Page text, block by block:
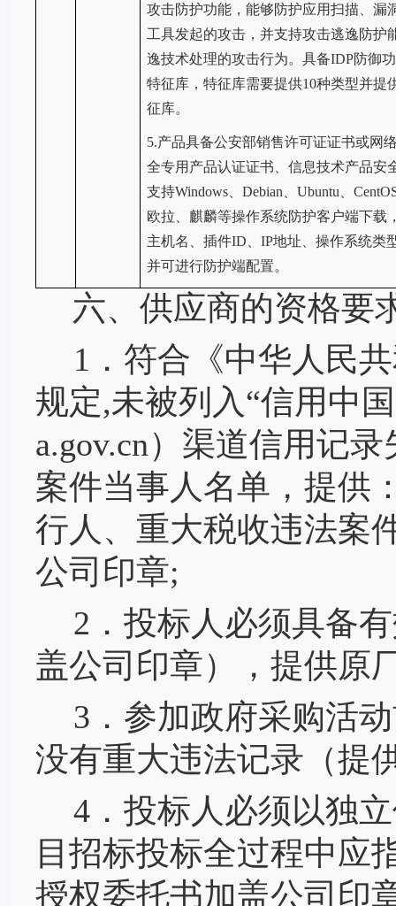
攻击防护功能，能够防护应用扫描、漏
工具发起的攻击，并支持攻击逃逸防护
逸技术处理的攻击行为。具备IDP防御
特征库，特征库需要提供10种类型并提
征库。
5.产品具备公安部销售许可证证书或网
全专用产品认证证书、信息技术产品安
支持Windows、Debian、Ubuntu、
欧拉、麒麟等操作系统防护客户端下载
主机名、插件ID、IP地址、操作系统类
并可进行防护端配置。
六、供应商的资格要
1．符合《中华人民
规定,未被列入“信用中
a.gov.cn）渠道信用记
案件当事人名单，提供
行人、重大税收违法案
公司印章;
2．投标人必须具备
盖公司印章），提供原
3．参加政府采购活
没有重大违法记录（提
4．投标人必须以独
目招标投标全过程中应
授权委托书加盖公司印